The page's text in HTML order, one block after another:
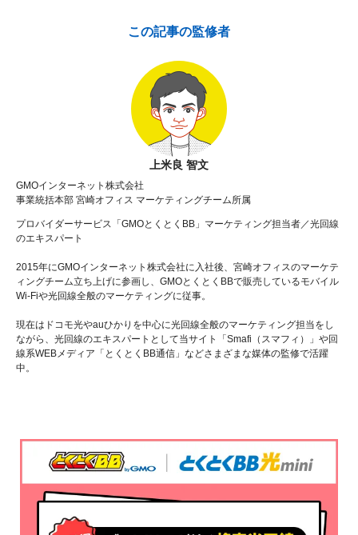
この記事の監修者
上米良 智文
GMOインターネット株式会社
事業統括本部 宮崎オフィス マーケティングチーム所属
プロバイダーサービス「GMOとくとくBB」マーケティング担当者／光回線
のエキスパート
2015年にGMOインターネット株式会社に入社後、宮崎オフィスのマーケテ
ィングチーム立ち上げに参画し、GMOとくとくBBで販売しているモバイル
Wi-Fiや光回線全般のマーケティングに従事。
現在はドコモ光やauひかりを中心に光回線全般のマーケティング担当をし
ながら、光回線のエキスパートとして当サイト「Smafi（スマフィ）」や回
線系WEBメディア「とくとくBB通信」などさまざまな媒体の監修で活躍
中。